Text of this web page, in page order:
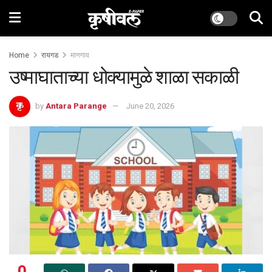
Home रायगड माणगाव
उष्माघाताच्या धोक्यामुळे शाळा सकाळी
by Antara Parange June 20, 2026